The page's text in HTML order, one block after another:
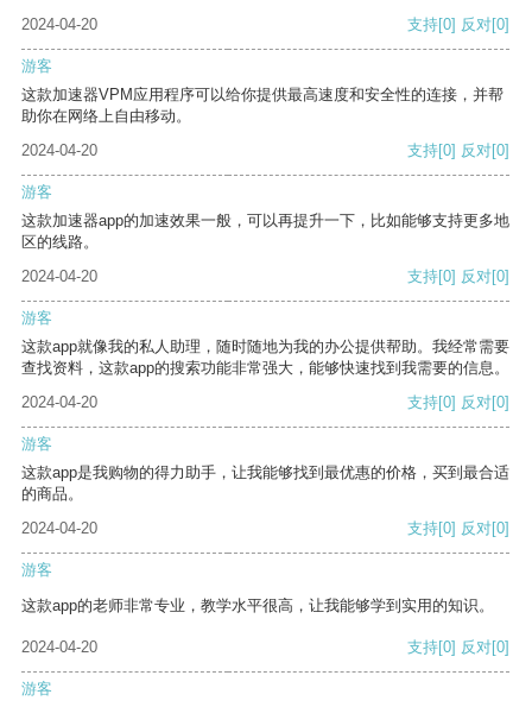
2024-04-20 支持[0] 反对[0]
游客
这款加速器VPM应用程序可以给你提供最高速度和安全性的连接，并帮
助你在网络上自由移动。
2024-04-20
支持[0] 反对[0]
游客
这款加速器app的加速效果一般，可以再提升一下，比如能够支持更多地
区的线路。
2024-04-20
支持[0] 反对[0]
游客
这款app就像我的私人助理，随时随地为我的办公提供帮助。我经常需要
查找资料，这款app的搜索功能非常强大，能够快速找到我需要的信息。
2024-04-20
支持[0] 反对[0]
游客
这款app是我购物的得力助手，让我能够找到最优惠的价格，买到最合适
的商品。
2024-04-20
支持[0] 反对[0]
游客
这款app的老师非常专业，教学水平很高，让我能够学到实用的知识。
2024-04-20 支持[0] 反对[0]
游客